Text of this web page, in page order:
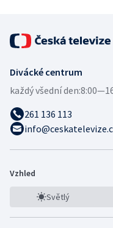
Divácké centrum
každý všední den:
261 136 113
Vzhled
Světlý